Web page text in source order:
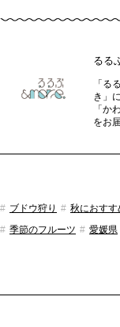
るる
「る
き」
「か
をお
ブドウ狩り 秋におすす
季節のフルーツ
愛媛県